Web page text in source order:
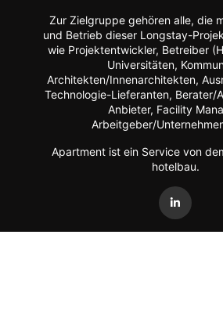
Zur Zielgruppe gehören alle, die
und Betrieb dieser Longstay-
wie Projektentwickler, Betreiber
Universitäten,
Architekten/Innenarchitekten,
Technologie-Lieferanten, Berater/
Anbieter, Facility
Arbeitgeber/
Apartment ist ein Service von
hotelbau.